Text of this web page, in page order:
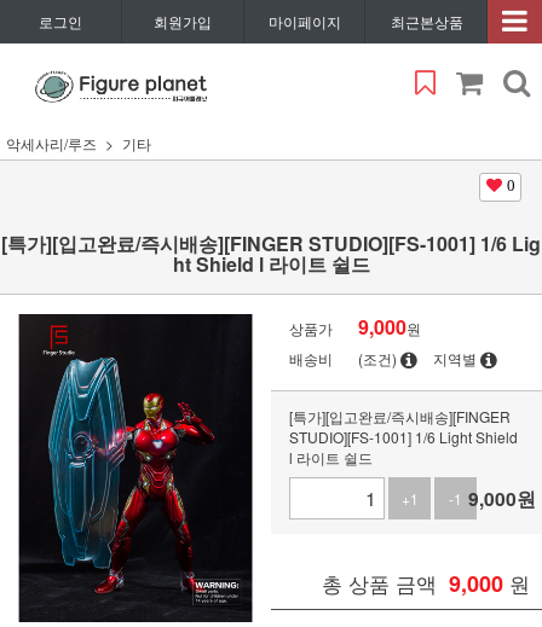
로그인 회원가입 마이페이지 최근본상품
악세사리/루즈 기타
0
[특가][입고완료/즉시배송][FINGER STUDIO][FS-1001] 1/6 Lig
ht Shield l 라이트 쉴드
상품가 9,000원
배송비
(조건) 지역별
[특가][입고완료/즉시배송][FINGER
STUDIO][FS-1001] 1/6 Light Shield
l 라이트 쉴드
+1
-1 9,000원
총 상품 금액 9,000 원